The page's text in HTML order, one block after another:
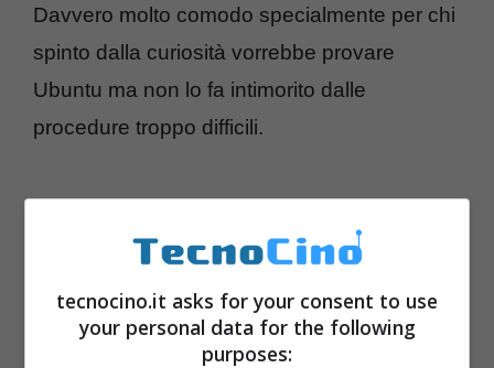
Davvero molto comodo specialmente per chi
spinto dalla curiosità vorrebbe provare
Ubuntu ma non lo fa intimorito dalle
procedure troppo difficili.
tecnocino.it asks for your consent to use
your personal data for the following
purposes: